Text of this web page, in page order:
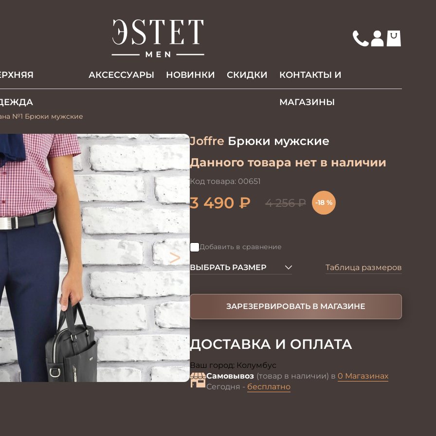
АКCЕССУАРЫ НОВИНКИ СКИДКИ КОНТАКТЫ И
МАГАЗИНЫ
№1 Брюки мужские
>
Joffre Брюки мужские
Данного товара нет в наличии
Код товара: 00651
3 490 ₽ 4 256₽ -18 %
Добавить в сравнение
ВЫБРАТЬ РАЗМЕР Таблица размеров
ЗАРЕЗЕРВИРОВАТЬ В МАГАЗИНЕ
ДОСТАВКА И ОПЛАТА
Ваш город: Колумбус
Самовывоз (товар в наличии) в 0 Магазинах
Сегодня - бесплатно